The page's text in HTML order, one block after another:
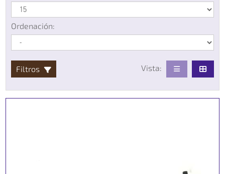
Ordenación:
Filtros Vista: